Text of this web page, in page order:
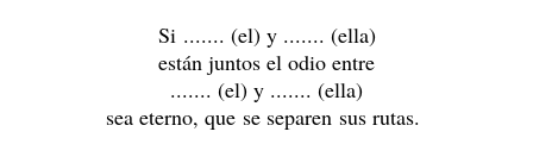
Si ....... (el) y ....... (ella)
están juntos el odio entre
....... (el) y ....... (ella)
sea eterno, que se separen sus rutas.